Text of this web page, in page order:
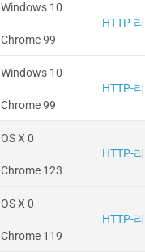
Windows 10
Chrome 99
HTTP-
Windows 10
Chrome 99
HTTP-
OS X 0
Chrome 123
HTTP-
OS X 0
Chrome 119
HTTP-